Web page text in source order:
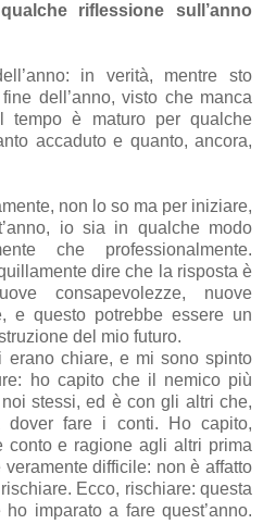
riflessione sull’anno
in verità, mentre sto
dell’anno, visto che manca
tempo è maturo per qualche
accaduto e quanto, ancora,
non lo so ma per iniziare,
io sia in qualche modo
che professionalmente.
dire che la risposta è
consapevolezze, nuove
e questo potrebbe essere un
del mio futuro.
erano chiare, e mi sono spinto
ho capito che il nemico più
stessi, ed è con gli altri che,
fare i conti. Ho capito,
conto e ragione agli altri prima
difficile: non è affatto
Ecco, rischiare: questa
imparato a fare quest’anno.